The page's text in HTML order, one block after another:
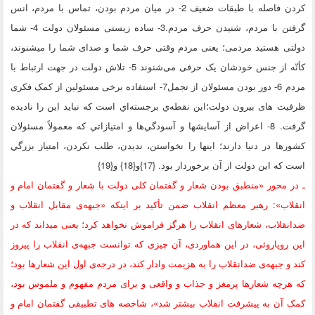
کردن فاصله با طبقات ضعیف 2- در میان مردم بودن، تماس با مردم، انس
گرفتن با مردم، شنیدن حرف مردم.3- ساده زیستی مسئولان دولت 4- شما
هستید مردمی؛ یعنی مردم وقتی حرف شما و صدای شما را میشنوند،
کأنّه از جنس خودشان یک حرفی می‌شنوند 5- تلاش دولت در جهت ارتباط با
مردم 6- دور بودن مسئولان از تجمل7- استفاده برخی مسئولین از کمک فکری
های بیرون دولت؛اين نقطه‌ي برجسته‌اي است که نبايد اين را ناديده
گرفت. 8- اعراض از آسايشها و آسودگي‌ها و امتيازاتي که معمولاً مسئولان
در دنيا دارند؛ اينها را نخواستن، نديدن، طلب نکردن، امتياز بزرگي
اين دولت از آن برخوردار بود. {17}و{18} و{19}
محور «منطبق بودن شعار و گفتمان كلى دولت با شعار و گفتمان امام و
رهبر معظم انقلاب ضمن تأکید بر اینکه «جبهه‌ی مقابل انقلاب و
شعارهای انقلاب را هرگز فراموش نخواهد کرد؛ یعنی میداند که در
رویاروئی، در این هماوردی، آن چیزی که توانست جبهه‌ی انقلاب را پیروز
جبهه‌ی ضدانقلاب را به هزیمت وادار کند، در درجه‌ی اول این شعارها بود؛
شعارها پرمغز و جذاب و واقعی و برای مردم مفهوم و ملموس بود،
آن به پیشرفت انقلاب بیشتر شد»، شاخصه های تطبیقی گفتمان امام و